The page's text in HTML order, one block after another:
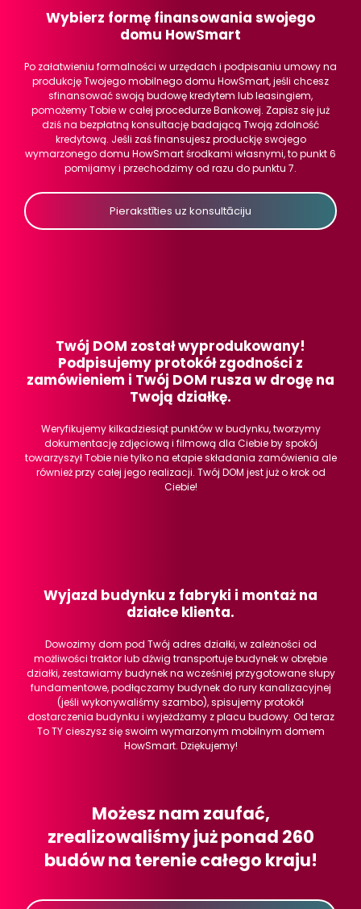
Wybierz formę finansowania swojego
domu HowSmart
Po załatwieniu formalności w urzędach i podpisaniu umowy na
produkcję Twojego mobilnego domu HowSmart, jeśli chcesz
sfinansować swoją budowę kredytem lub leasingiem,
pomożemy Tobie w całej procedurze Bankowej. Zapisz się już
dziś na bezpłatną konsultację badającą Twoją zdolność
kredytową. Jeśli zaś finansujesz produckję swojego
wymarzonego domu HowSmart środkami własnymi, to punkt 6
pomijamy i przechodzimy od razu do punktu 7.
Pierakstīties uz konsultāciju
Twój DOM został wyprodukowany!
Podpisujemy protokół zgodności z
zamówieniem i Twój DOM rusza w drogę na
Twoją działkę.
Weryfikujemy kilkadziesiąt punktów w budynku, tworzymy
dokumentację zdjęciową i filmową dla Ciebie by spokój
towarzyszył Tobie nie tylko na etapie składania zamówienia ale
również przy całej jego realizacji. Twój DOM jest już o krok od
Ciebie!
Wyjazd budynku z fabryki i montaż na
działce klienta.
Dowozimy dom pod Twój adres działki, w zależności od
możliwości traktor lub dźwig transportuje budynek w obrębie
działki, zestawiamy budynek na wcześniej przygotowane słupy
fundamentowe, podłączamy budynek do rury kanalizacyjnej
(jeśli wykonywaliśmy szambo), spisujemy protokół
dostarczenia budynku i wyjeżdżamy z placu budowy. Od teraz
To TY cieszysz się swoim wymarzonym mobilnym domem
HowSmart. Dziękujemy!
Możesz nam zaufać,
zrealizowaliśmy już ponad 260
budów na terenie całego kraju!